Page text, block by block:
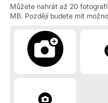
Můžete nahrát až 20
MB. Později budete mít